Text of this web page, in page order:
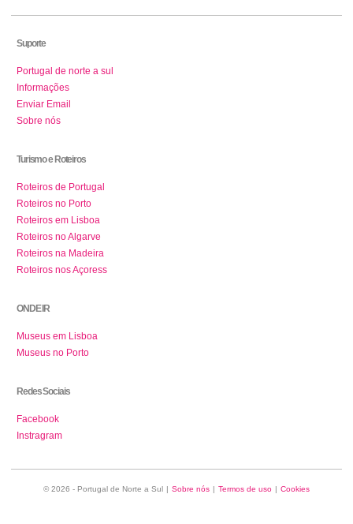
Suporte
Portugal de norte a sul
Informações
Enviar Email
Sobre nós
Turismo e Roteiros
Roteiros de Portugal
Roteiros no Porto
Roteiros em Lisboa
Roteiros no Algarve
Roteiros na Madeira
Roteiros nos Açoress
ONDE IR
Museus em Lisboa
Museus no Porto
Redes Sociais
Facebook
Instragram
© 2026 - Portugal de Norte a Sul | Sobre nós | Termos de uso | Cookies